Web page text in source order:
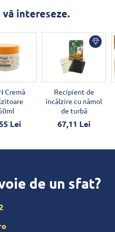
vă intereseze.
Cremă
Lei
Recipient de
încălzire cu nămol
de turbă
67,11 Lei
de un sfat?